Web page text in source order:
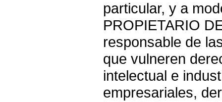
particular, y a
PROPIETARIO
responsable de
que vulneren
intelectual e
empresariales,